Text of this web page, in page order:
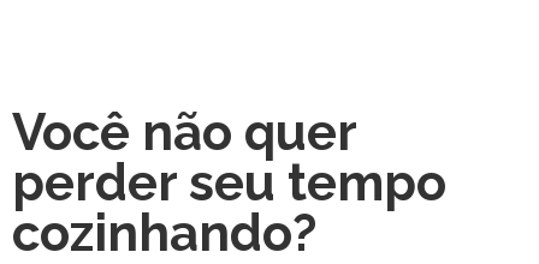
Você não quer
perder seu tempo
cozinhando?